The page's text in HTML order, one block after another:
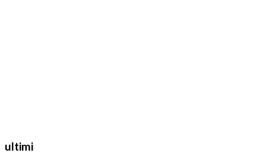
ultimi